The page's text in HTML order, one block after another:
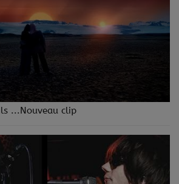
...Nouveau clip